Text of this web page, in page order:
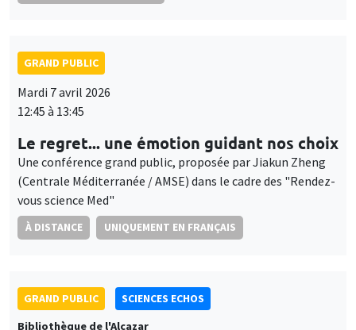
GRAND PUBLIC
Mardi 7 avril 2026
12:45 à 13:45
Le regret... une émotion guidant nos choix
Une conférence grand public, proposée par Jiakun Zheng
(Centrale Méditerranée / AMSE) dans le cadre des "Rendez-
vous science Med"
À DISTANCE UNIQUEMENT EN FRANÇAIS
GRAND PUBLIC
SCIENCES ECHOS
Bibliothèque de l'Alcazar